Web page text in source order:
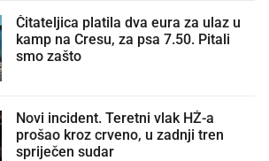
Čitateljica platila dva eura za ulaz u
kamp na Cresu, za psa 7.50. Pitali
smo zašto
Novi incident. Teretni vlak HŽ-a
prošao kroz crveno, u zadnji tren
spriječen sudar